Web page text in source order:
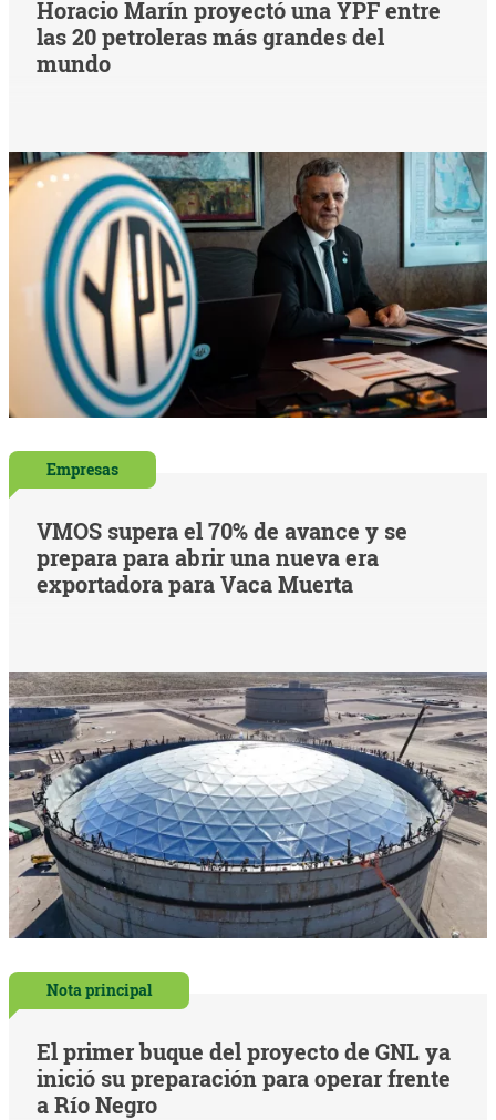
Horacio Marín proyectó una YPF entre
las 20 petroleras más grandes del
mundo
Empresas
VMOS supera el 70% de avance y se
prepara para abrir una nueva era
exportadora para Vaca Muerta
Nota principal
El primer buque del proyecto de GNL ya
inició su preparación para operar frente
a Río Negro